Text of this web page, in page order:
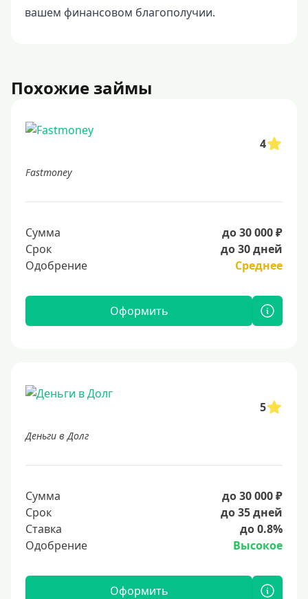
вашем финансовом благополучии.
Похожие займы
4
Fastmoney
Сумма
до 30 000 ₽
Срок
до 30 дней
Одобрение
Среднее
Оформить
5
Деньги в Долг
Сумма
до 30 000 ₽
Срок
до 35 дней
Ставка
до 0.8%
Одобрение
Высокое
Оформить